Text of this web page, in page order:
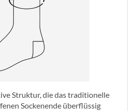
Struktur, die das traditionelle
Sockenende überflüssig